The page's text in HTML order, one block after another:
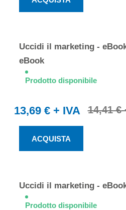
Uccidi il marketing -
eBook
Prodotto disponibile
13,69 € 14,41 €
ACQUISTA
Uccidi il marketing -
Prodotto disponibile